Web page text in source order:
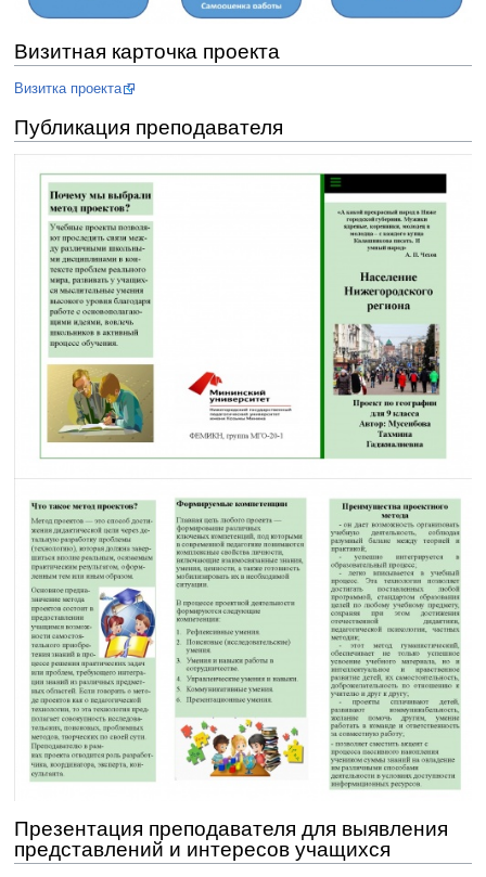
Визитная карточка проекта
Визитка проекта
Публикация преподавателя
Презентация преподавателя для выявления
представлений и интересов учащихся